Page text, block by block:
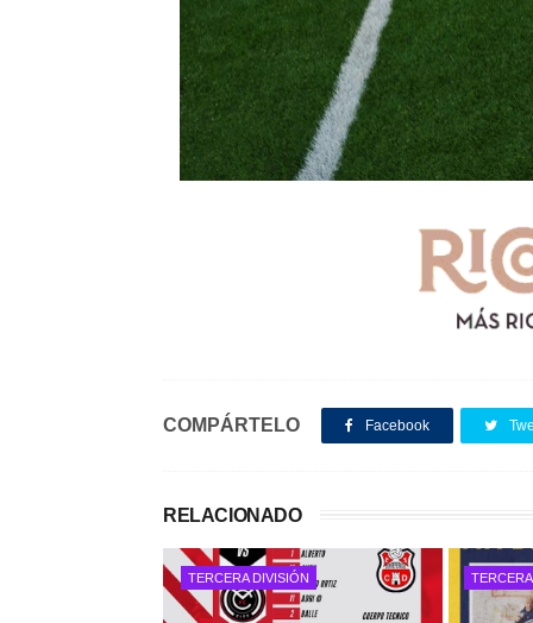
COMPÁRTELO Facebook
RELACIONADO
TERCERA DIVISIÓN